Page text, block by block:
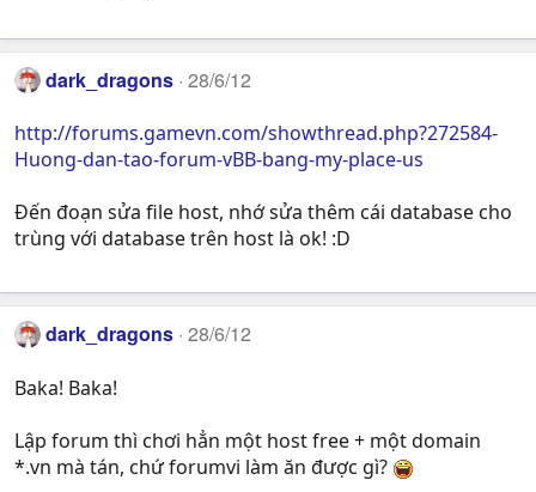
dark_dragons 28/6/12
http://forums.gamevn.com/showthread.php?272584-
Huong-dan-tao-forum-vBB-bang-my-place-us
Đến đoạn sửa file host, nhớ sửa thêm cái database cho
trùng với database trên host là ok! :D
dark_dragons 28/6/12
Baka! Baka!
Lập forum thì chơi hẳn một host free + một domain
*.vn mà tán, chứ forumvi làm ăn được gì?